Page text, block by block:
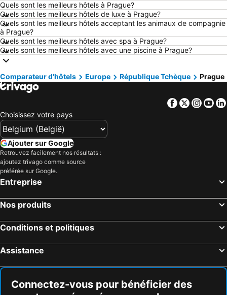
Hôtels Dunkerque
Hôtels Málaga
Hôtels Maastricht
Hôtels La Haye
Hôtels Boulogne-sur-Mer
Hôtels Luxembourg
Hôtels Espagne
Hôtels Ténérife
Hôtels Normandie
Hôtels Italie
Hôtels Lac de Garde
Hôtels Crète
Hôtels Malte
Hôtels Bretagne
Hôtels Côte néerlandaise
Hôtels Sicile
Quels sont les meilleurs hôtels à Prague?
Quels sont les meilleurs hôtels de luxe à Prague?
Quels sont les meilleurs hôtels acceptant les animaux de compagnie
à Prague?
Quels sont les meilleurs hôtels avec spa à Prague?
Quels sont les meilleurs hôtels avec une piscine à Prague?
Comparateur d'hôtels Europe République Tchèque Prague
Facebook
Twitter
Choisissez votre pays
Ajouter sur Google
Retrouvez facilement nos résultats :
ajoutez trivago comme source
préférée sur Google.
Entreprise
Nos produits
Conditions et politiques
Assistance
Connectez-vous pour bénéficier des